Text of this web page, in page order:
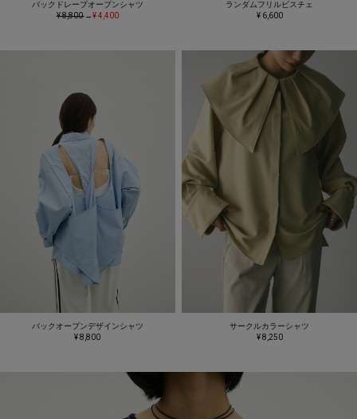
バックドレープオープンシャツ
¥ 8,800→¥ 4,400
ランダムフリルビスチェ
¥ 6,600
バックオープンデザインシャツ
¥ 8,800
サークルカラーシャツ
¥ 8,250